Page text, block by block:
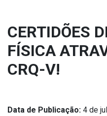
CERTIDÕES
FÍSICA
CRQ-V!
Data de Publicação: 4 de